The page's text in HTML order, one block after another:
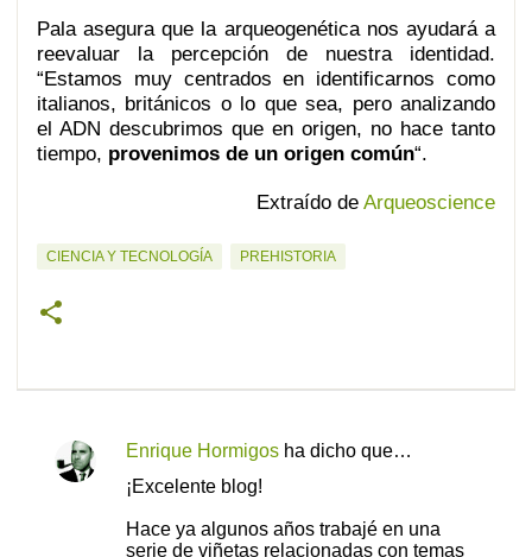
Pala asegura que la arqueogenética nos ayudará a
reevaluar la percepción de nuestra identidad.
“Estamos muy centrados en identificarnos como
italianos, británicos o lo que sea, pero analizando
el ADN descubrimos que en origen, no hace tanto
tiempo, provenimos de un origen común“.
Extraído de Arqueoscience
CIENCIA Y TECNOLOGÍA PREHISTORIA
C
Enrique Hormigos ha dicho que…
¡Excelente blog!
Hace ya algunos años trabajé en una
serie de viñetas relacionadas con temas